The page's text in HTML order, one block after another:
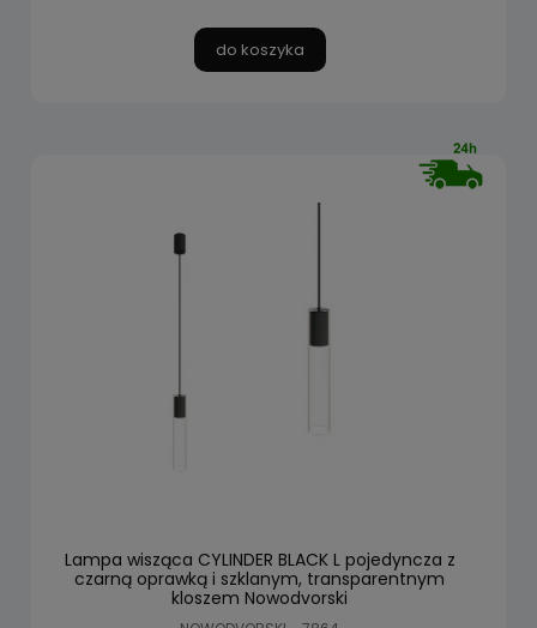
do koszyka
Lampa wisząca CYLINDER BLACK L pojedyncza z
czarną oprawką i szklanym, transparentnym
kloszem Nowodvorski